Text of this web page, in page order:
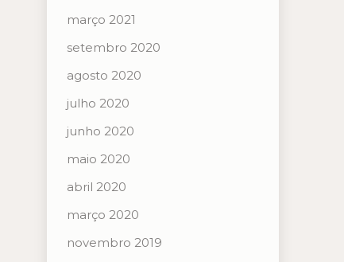
março 2021
setembro 2020
agosto 2020
julho 2020
junho 2020
maio 2020
abril 2020
março 2020
novembro 2019